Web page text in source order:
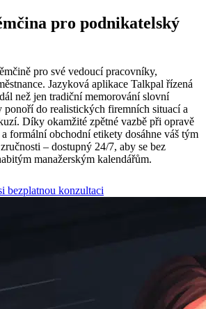
pro podnikatelský
pro své vedoucí pracovníky,
Jazyková aplikace Talkpal řízená
než jen tradiční memorování slovní
ponoří do realistických firemních situací a
Díky okamžité zpětné vazbě při opravě
formální obchodní etikety dosáhne váš tým
– dostupný 24/7, aby se bez
manažerským kalendářům.
bezplatnou konzultaci